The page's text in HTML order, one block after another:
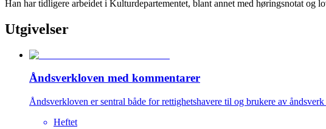
Han har tidligere arbeidet i Kulturdepartementet, blant annet med høringsnotat og
Utgivelser
Åndsverkloven med kommentarer
Åndsverkloven er sentral både for rettighetshavere til og brukere av
Heftet